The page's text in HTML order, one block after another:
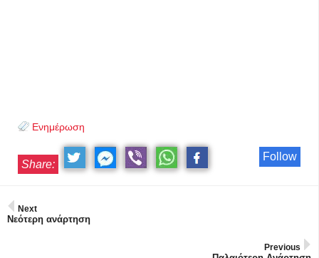
Ενημέρωση
Follow
Share:
Next
Νεότερη ανάρτηση
Previous